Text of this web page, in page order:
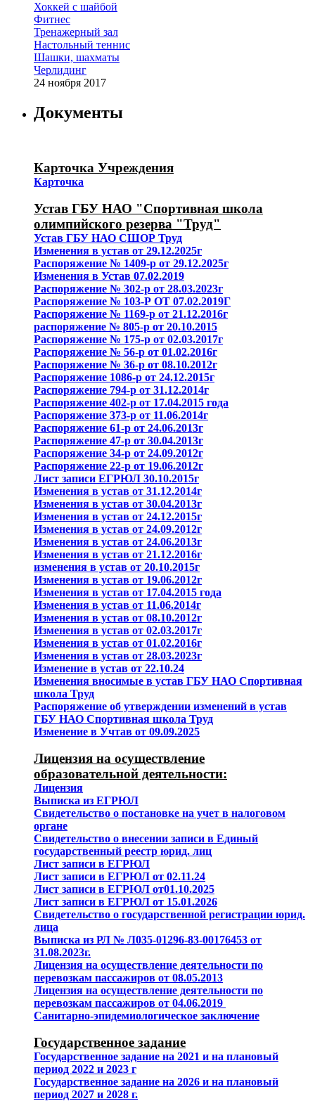
Хоккей с шайбой
Фитнес
Тренажерный зал
Настольный теннис
Шашки, шахматы
Черлидинг
24 ноября 2017
Документы
Карточка Учреждения
Карточка
Устав ГБУ НАО "Спортивная школа
олимпийского резерва "Труд"
Устав ГБУ НАО СШОР Труд
Изменения в устав от 29.12.2025г
Распоряжение № 1409-р от 29.12.2025г
Изменения в Устав 07.02.2019
Распоряжение № 302-р от 28.03.2023г
Распоряжение № 103-Р ОТ 07.02.2019Г
Распоряжение № 1169-р от 21.12.2016г
распоряжение № 805-р от 20.10.2015
Распоряжение № 175-р от 02.03.2017г
Распоряжение № 56-р от 01.02.2016г
Распоряжение № 36-р от 08.10.2012г
Распоряжение 1086-р от 24.12.2015г
Распоряжение 794-р от 31.12.2014г
Распоряжение 402-р от 17.04.2015 года
Распоряжение 373-р от 11.06.2014г
Распоряжение 61-р от 24.06.2013г
Распоряжение 47-р от 30.04.2013г
Распоряжение 34-р от 24.09.2012г
Распоряжение 22-р от 19.06.2012г
Лист записи ЕГРЮЛ 30.10.2015г
Изменения в устав от 31.12.2014г
Изменения в устав от 30.04.2013г
Изменения в устав от 24.12.2015г
Изменения в устав от 24.09.2012г
Изменения в устав от 24.06.2013г
Изменения в устав от 21.12.2016г
изменения в устав от 20.10.2015г
Изменения в устав от 19.06.2012г
Изменения в устав от 17.04.2015 года
Изменения в устав от 11.06.2014г
Изменения в устав от 08.10.2012г
Изменения в устав от 02.03.2017г
Изменения в устав от 01.02.2016г
Изменения в устав от 28.03.2023г
Изменение в устав от 22.10.24
Изменения вносимые в устав ГБУ НАО Спортивная
школа Труд
Распоряжение об утверждении изменений в устав
ГБУ НАО Спортивная школа Труд
Изменение в Учтав от 09.09.2025
Лицензия на осуществление
образовательной деятельности:
Лицензия
Выписка из ЕГРЮЛ
Свидетельство о постановке на учет в налоговом
органе
Свидетельство о внесении записи в Единый
государственный реестр юрид. лиц
Лист записи в ЕГРЮЛ
Лист записи в ЕГРЮЛ от 02.11.24
Лист записи в ЕГРЮЛ от01.10.2025
Лист записи в ЕГРЮЛ от 15.01.2026
Свидетельство о государственной регистрации юрид.
лица
Выписка из РЛ № Л035-01296-83-00176453 от
31.08.2023г.
Лицензия на осуществление деятельности по
перевозкам пассажиров от 08.05.2013
Лицензия на осуществление деятельности по
перевозкам пассажиров от 04.06.2019
Санитарно-эпидемиологическое заключение
Государственное задание
Государственное задание на 2021 и на плановый
период 2022 и 2023 г
Государственное задание на 2026 и на плановый
период 2027 и 2028 г.